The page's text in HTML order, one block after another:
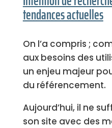
tendances actuelles
On l’a compris ;
aux besoins des
un enjeu majeur
du référencement.
Aujourd’hui, il ne
son site avec des